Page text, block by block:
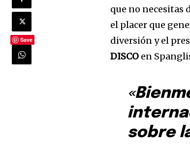
Save
que no necesitas
el placer que
diversión y el
DISCO en
sobre